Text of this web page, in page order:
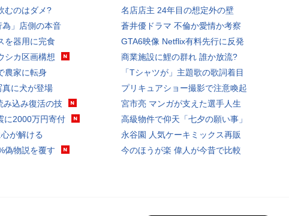
むのはダメ?
」店側の本音
を器用に完食
シカ区画構想
農家に転身
に犬が登場
み込み復活の技
に2000万円寄付
が解ける
偽物説を覆す
名店店主 24年目の想定外の壁
蒼井優ドラマ 不倫か愛情か考察
GTA6映像 Netflix有料先行に反発
商業施設に鯉の群れ 誰か放流?
「Tシャツが」主題歌の歌詞着目
プリキュアショー撮影で注意喚起
宮市亮 マンガが支えた選手人生
高級物件で仰天「七夕の願い事」
永谷園 人気ケーキミックス再販
今のほうが楽 偉人が今昔で比較